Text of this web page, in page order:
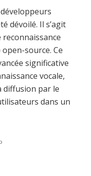
dévoilé. Il s’agit
reconnaissance
source. Ce
significative
vocale,
diffusion par le
dans un